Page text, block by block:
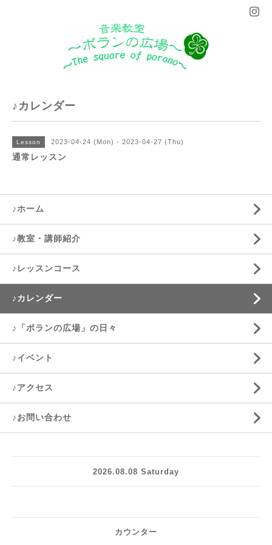
♪カレンダー
Lesson 2023-04-24 (Mon) - 2023-04-27 (Thu)
通常レッスン
♪ホーム
♪教室・講師紹介
♪レッスンコース
♪カレンダー
♪「ポランの広場」の日々
♪イベント
♪アクセス
♪お問い合わせ
2026.08.08 Saturday
カウンター